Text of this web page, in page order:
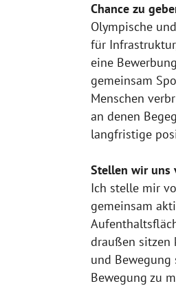
Chance zu
Olympische
für
eine
gemeinsam
Menschen
an denen
langfristige
Stellen wir uns
Ich stelle mir
gemeinsam
draußen sitzen
und Bewegung
Bewegung zu